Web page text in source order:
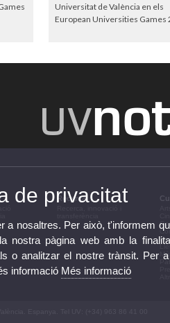
Universitat de València en els
European Universities Games
Recerca
de privacitat
a nosaltres. Per això, t'informem
nostra pàgina web amb la
o analitzar el nostre trànsit. Per
informació Més informació